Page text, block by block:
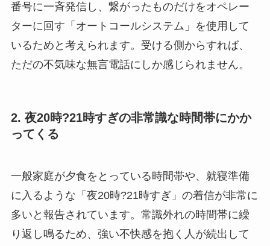
番号に一斉発信し、繋がったものだけをオペレー
ターに回す「オートコールシステム」を使用して
いるためと考えられます。受ける側からすれば、
ただの不気味な無言電話にしか感じられません。
2. 夜20時?21時すぎの非常識な時間帯にかか
ってくる
一般家庭が夕食をとっている時間帯や、就寝準備
に入るような「夜20時?21時すぎ」の着信が非常に
多いと報告されています。常識外れの時間帯に繰
り返し鳴るため、強い不快感を抱く人が続出して